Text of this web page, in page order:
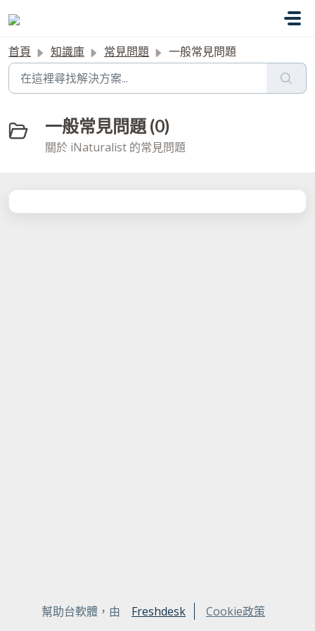
首頁 知識庫 常見問題 一般常見問題
一般常見問題 (0)
關於 iNaturalist 的常見問題
幫助台軟體，由 Freshdesk Cookie政策